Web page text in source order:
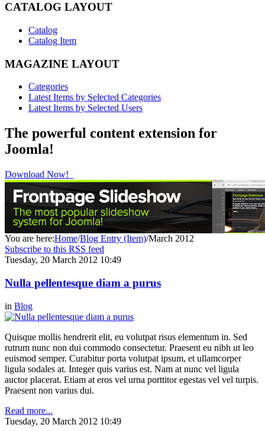
CATALOG LAYOUT
Catalog
Catalog Item
MAGAZINE LAYOUT
Categories
Latest Items by Selected Categories
Latest Items by Selected Users
The powerful content extension for
Joomla!
Download Now!
You are here:Home/Blog Entry (Item)/March 2012
Subscribe to this RSS feed
Tuesday, 20 March 2012 10:49
Nulla pellentesque diam a purus
in Blog
Quisque mollis hendrerit elit, eu volutpat risus elementum in. Sed
rutrum nunc non dui commodo consectetur. Praesent eu nibh ut leo
euismod semper. Curabitur porta volutpat ipsum, et ullamcorper
ligula sodales at. Integer quis varius est. Nam at nunc vel ligula
auctor placerat. Etiam at eros vel urna porttitor egestas vel vel turpis.
Praesent non varius dui.
Read more...
Tuesday, 20 March 2012 10:49